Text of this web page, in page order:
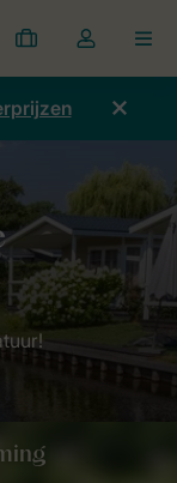
Mijn
boekingen
Open
de
dropdown
account